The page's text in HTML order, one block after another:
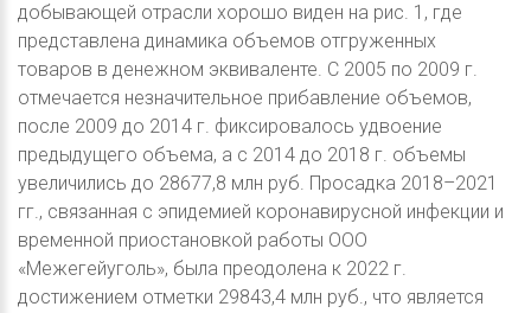
добывающей отрасли хорошо виден на рис. 1, где
представлена динамика объемов отгруженных
товаров в денежном эквиваленте. С 2005 по 2009 г.
отмечается незначительное прибавление объемов,
после 2009 до 2014 г. фиксировалось удвоение
предыдущего объема, а с 2014 до 2018 г. объемы
увеличились до 28677,8 млн руб. Просадка 2018–2021
гг., связанная с эпидемией коронавирусной инфекции и
временной приостановкой работы ООО
«Межегейуголь», была преодолена к 2022 г.
достижением отметки 29843,4 млн руб., что является